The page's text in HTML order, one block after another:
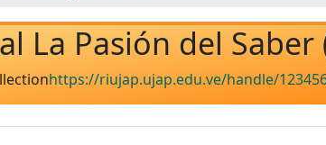
La Pasión del Saber
https://riujap.ujap.edu.ve/handle/